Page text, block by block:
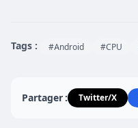
Tags : #Android #CPU
Partager : Twitter/X